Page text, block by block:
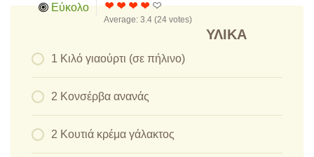
Εύκολο
Average: 3.4 (24 votes)
ΥΛΙΚΆ
1 Κιλό γιαούρτι (σε πήλινο)
2 Κονσέρβα ανανάς
2 Κουτιά κρέμα γάλακτος